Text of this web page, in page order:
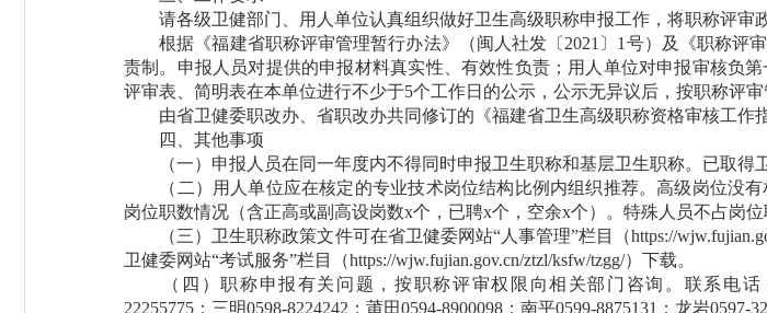
请各级卫健部门、用人单位认真组织做好卫生高级职称申报工作，将职称评审
根据《福建省职称评审管理暂行办法》（闽人社发〔2021〕1号）及《职称评
责制。申报人员对提供的申报材料真实性、有效性负责；用人单位对申报审核负
评审表、简明表在本单位进行不少于5个工作日的公示，公示无异议后，按职称评
由省卫健委职改办、省职改办共同修订的《福建省卫生高级职称资格审核工作指
四、其他事项
（一）申报人员在同一年度内不得同时申报卫生职称和基层卫生职称。已取得
（二）用人单位应在核定的专业技术岗位结构比例内组织推荐。高级岗位没
岗位职数情况（含正高或副高设岗数x个，已聘x个，空余x个）。特殊人员不占岗位
（三）卫生职称政策文件可在省卫健委网站“人事管理”栏目（https://
卫健委网站“考试服务”栏目（https://wjw.fujian.gov.cn/ztzl/ksfw/tzgg/）下载。
（四）职称申报有关问题，按职称评审权限向相关部门咨询。联系电话：福
22255775；三明0598-8224242；莆田0594-8900098；南平0599-8875131；龙岩0597-